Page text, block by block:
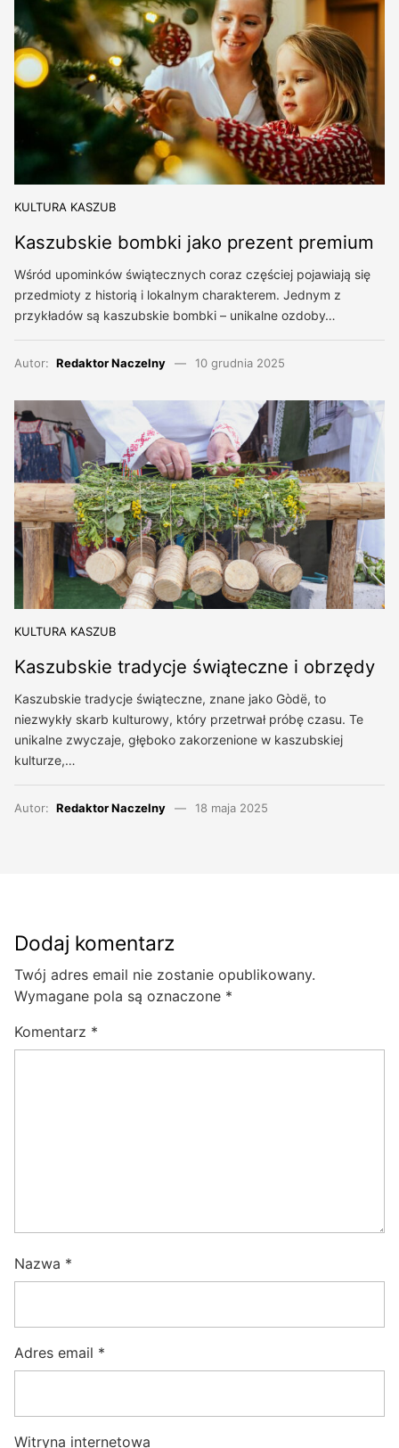
KULTURA KASZUB
Kaszubskie bombki jako prezent premium
Wśród upominków świątecznych coraz częściej pojawiają się
przedmioty z historią i lokalnym charakterem. Jednym z
przykładów są kaszubskie bombki – unikalne ozdoby…
Autor: Redaktor Naczelny 10 grudnia 2025
KULTURA KASZUB
Kaszubskie tradycje świąteczne i obrzędy
Kaszubskie tradycje świąteczne, znane jako Gòdë, to
niezwykły skarb kulturowy, który przetrwał próbę czasu. Te
unikalne zwyczaje, głęboko zakorzenione w kaszubskiej
kulturze,…
Autor: Redaktor Naczelny 18 maja 2025
Dodaj komentarz
Twój adres email nie zostanie opublikowany.
Wymagane pola są oznaczone *
Komentarz *
Nazwa *
Adres email *
Witryna internetowa